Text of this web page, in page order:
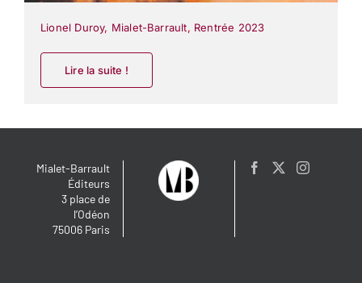
Lionel Duroy, Mialet-Barrault, Rentrée 2023
Lire la suite !
Mialet-Barrault
Éditeurs
3 place de
l’Odéon
75006 Paris